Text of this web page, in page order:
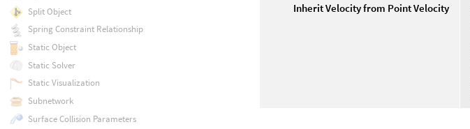
Inherit Velocity from Point Velocity
Split Object
Spring Constraint Relationship
Static Object
Static Solver
Static Visualization
Subnetwork
Surface Collision Parameters